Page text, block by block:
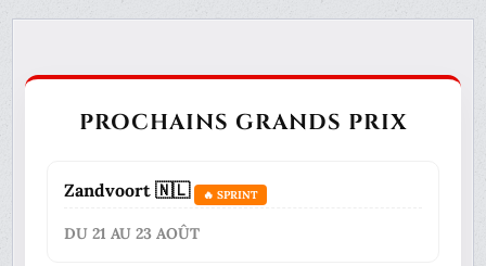
PROCHAINS GRANDS PRIX
Zandvoort 🇳🇱 🔥 SPRINT
DU 21 AU 23 AOÛT